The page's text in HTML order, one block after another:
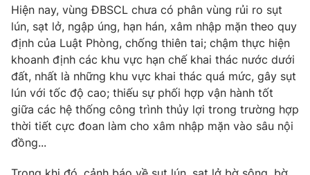
VTV9 VTV8
Liên hệ tòa soạn English
THỜI BÁO VTV
Theo dõi báo trên
Hiện nay, vùng ĐBSCL chưa có phân vùng rủi ro sụt
lún, sạt lở, ngập úng, hạn hán, xâm nhập mặn theo quy
định của Luật Phòng, chống thiên tai; chậm thực hiện
khoanh định các khu vực hạn chế khai thác nước dưới
đất, nhất là những khu vực khai thác quá mức, gây sụt
lún với tốc độ cao; thiếu sự phối hợp vận hành tốt
giữa các hệ thống công trình thủy lợi trong trường hợp
thời tiết cực đoan làm cho xâm nhập mặn vào sâu nội
đồng...